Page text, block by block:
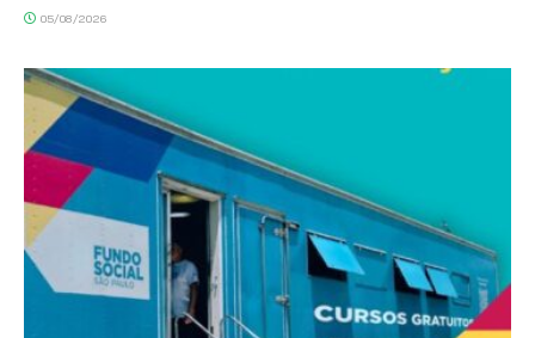
05/08/2026